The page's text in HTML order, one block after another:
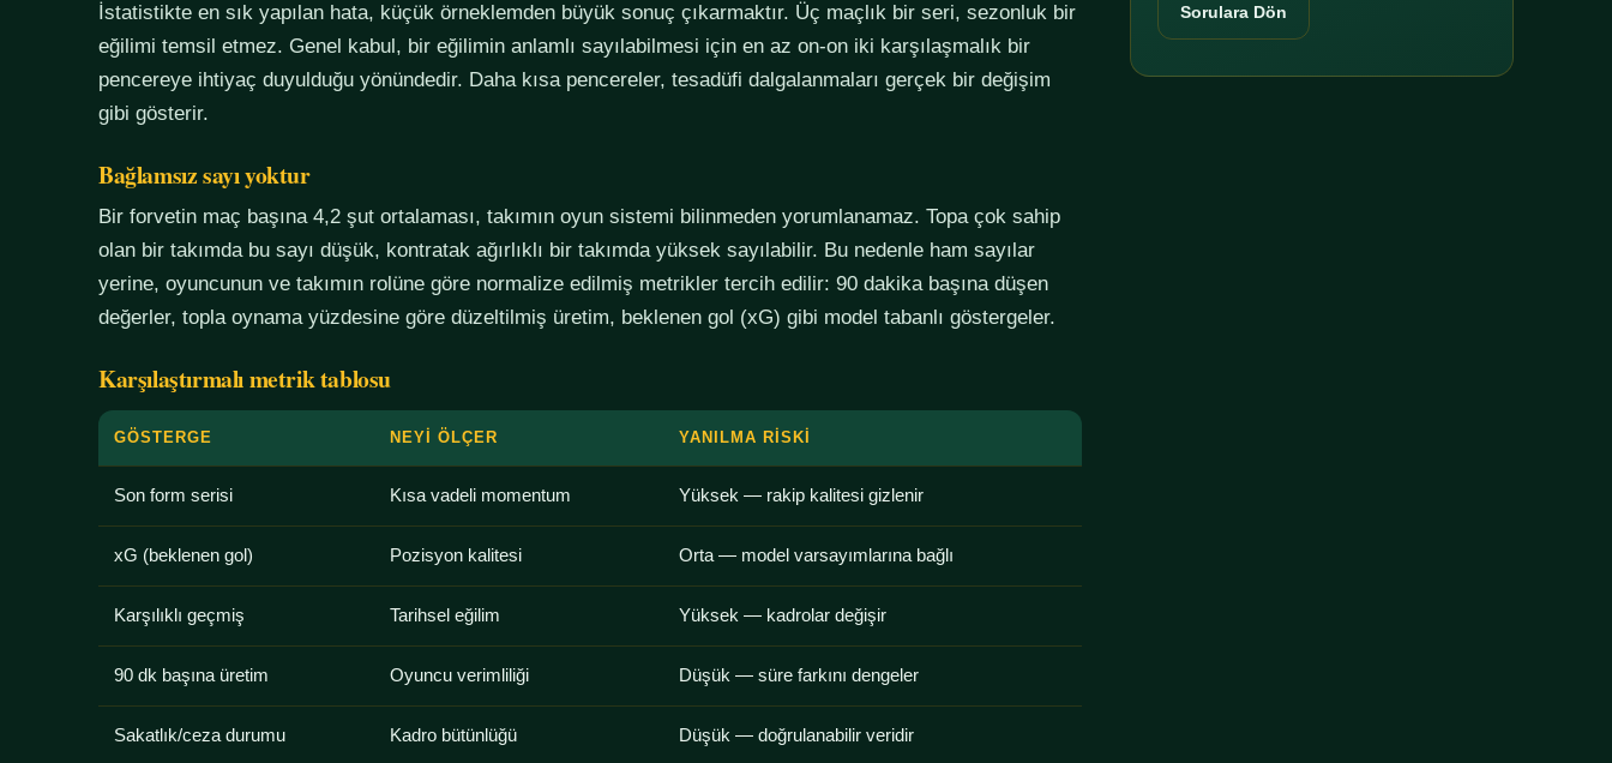
İstatistikte en sık yapılan hata, küçük örneklemden büyük sonuç çıkarmaktır. Üç maçlık bir seri, sezonluk bir
eğilimi temsil etmez. Genel kabul, bir eğilimin anlamlı sayılabilmesi için en az on-on iki karşılaşmalık bir
pencereye ihtiyaç duyulduğu yönündedir. Daha kısa pencereler, tesadüfi dalgalanmaları gerçek bir değişim
gibi gösterir.
Bağlamsız sayı yoktur
Bir forvetin maç başına 4,2 şut ortalaması, takımın oyun sistemi bilinmeden yorumlanamaz. Topa çok sahip
olan bir takımda bu sayı düşük, kontratak ağırlıklı bir takımda yüksek sayılabilir. Bu nedenle ham sayılar
yerine, oyuncunun ve takımın rolüne göre normalize edilmiş metrikler tercih edilir: 90 dakika başına düşen
değerler, topla oynama yüzdesine göre düzeltilmiş üretim, beklenen gol (xG) gibi model tabanlı göstergeler.
Karşılaştırmalı metrik tablosu
GÖSTERGE NEYI ÖLÇER YANILMA RISKI
Son form serisi Kısa vadeli momentum Yüksek — rakip kalitesi gizlenir
xG (beklenen gol) Pozisyon kalitesi Orta — model varsayımlarına bağlı
Karşılıklı geçmiş Tarihsel eğilim Yüksek — kadrolar değişir
90 dk başına üretim Oyuncu verimliliği Düşük — süre farkını dengeler
Sakatlık/ceza durumu Kadro bütünlüğü Düşük — doğrulanabilir veridir
Sorulara Dön